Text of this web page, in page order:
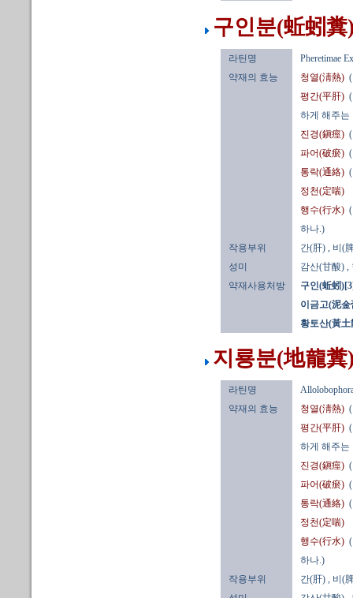
구인분(蚯蚓
라틴명
Pheretimae
약재의 효능
청열(淸熱)
평간(平肝)
하게 해주는
진경(鎭痙)
파어(破瘀)
통락(通絡)
정천(定喘)
행수(行水)
하나.)
작용부위
간(肝)
, 비(
성미
감산(甘酸)
약재사용처방
구인(蚯蚓
이금고(泥金
황토산(黃土
지룡분(地龍
라틴명
약재의 효능
청열(淸熱)
평간(平肝)
하게 해주는
진경(鎭痙)
파어(破瘀)
통락(通絡)
정천(定喘)
행수(行水)
하나.)
작용부위
간(肝) , 비(